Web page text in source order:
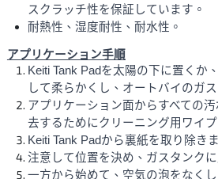
スクラッチ性を保証しています。
耐熱性、湿度耐性、耐水性。
アプリケーション手順
Keiti Tank Padを太陽の下に置くか
して柔らかくし、オートバイのガ
アプリケーション面からすべての
去するためにクリーニング用ワイ
Keiti Tank Padから裏紙を取り除き
注意して位置を決め、ガスタンク
一方から始めて、空気の泡をなくし